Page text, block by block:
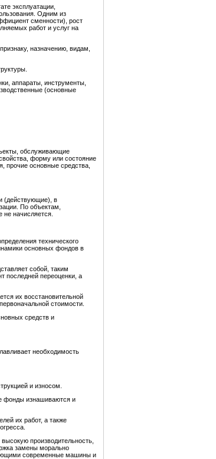
эксплуатации,
Одним из
сменности), рост
работ и услуг на
назначению, видам,
аппараты, инструменты,
(основные
обслуживающие
форму или состояние
прочие основные средства,
(действующие), в
По объектам,
начисляется.
технического
основных фондов в
собой, таким
последней переоценки, а
их восстановительной
стоимости.
средств и
необходимость
и износом.
фонды изнашиваются и
их работ, а также
производительность,
замены морально
современные машины и